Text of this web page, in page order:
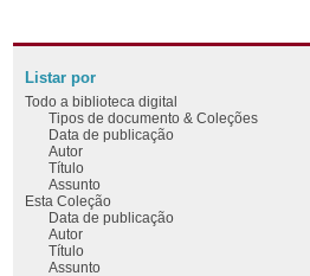
Listar por
Todo a biblioteca digital
Tipos de documento & Coleções
Data de publicação
Autor
Título
Assunto
Esta Coleção
Data de publicação
Autor
Título
Assunto